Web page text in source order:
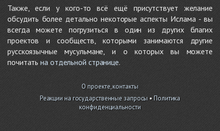
Также, если у кого-то всё ещё присутствует желание
обсудить более детально некоторые аспекты Ислама - вы
всегда можете погрузиться в один из других благих
проектов и сообществ, которыми занимаются другие
русскоязычные мусульмане, и о которых вы можете
почитатьна отдельной странице.
О проекте, контакты
Реакции на государственные запросы •Политика
конфиденциальности